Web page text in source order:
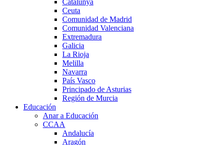
Ceuta
Comunidad de Madrid
Comunidad Valenciana
Extremadura
Galicia
La Rioja
Melilla
Navarra
País Vasco
Principado de Asturias
Región de Murcia
Educación
Anar a Educación
CCAA
Andalucía
Aragón